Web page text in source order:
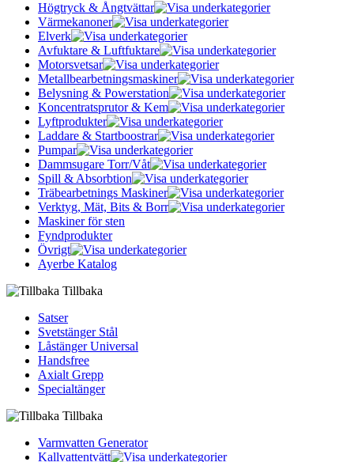
Högtryck & Ångtvättar
Värmekanoner
Elverk
Avfuktare & Luftfuktare
Motorsvetsar
Metallbearbetningsmaskiner
Belysning & Powerstation
Koncentratsprutor & Kem
Lyftprodukter
Laddare & Startboostrar
Pumpar
Dammsugare Torr/Våt
Spill & Absorbtion
Träbearbetnings Maskiner
Verktyg, Mät, Bits & Borr
Maskiner för sten
Fyndprodukter
Övrigt
Ayerbe Katalog
Tillbaka
Satser
Svetstänger Stål
Låstänger Universal
Handsfree
Axialt Grepp
Specialtänger
Tillbaka
Varmvatten Generator
Kallvattentvätt